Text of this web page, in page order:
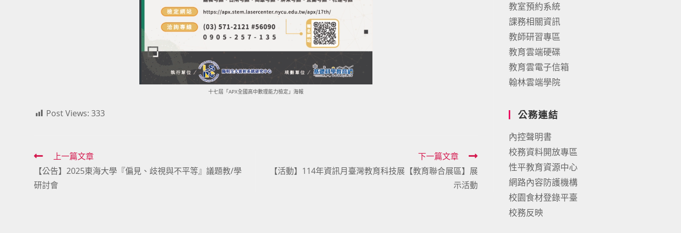
十七屆「APX全國高中數理能力檢定」海報
Post Views: 333
Read
more
articles
上一篇文章
【公告】2025東海大學『偏見、歧視與不平等』議題教/學
研討會
下一篇文章
【活動】114年資訊月臺灣教育科技展【教育聯合展區】展
示活動
教室預約系統
課務相關資訊
教師研習專區
教育雲端硬碟
教育雲電子信箱
翰林雲端學院
公務連結
內控聲明書
校務資料開放專區
性平教育資源中心
網路內容防護機構
校園食材登錄平臺
校務反映